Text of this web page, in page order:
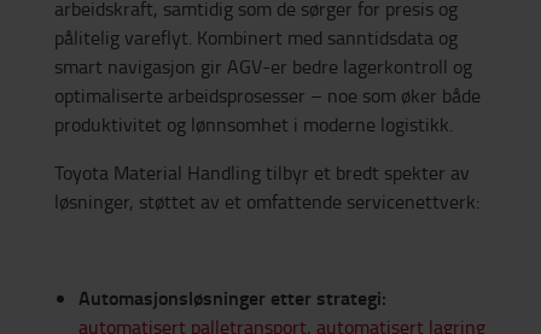
arbeidskraft, samtidig som de sørger for presis og
pålitelig vareflyt. Kombinert med sanntidsdata og
smart navigasjon gir AGV-er bedre lagerkontroll og
optimaliserte arbeidsprosesser – noe som øker både
produktivitet og lønnsomhet i moderne logistikk.
Toyota Material Handling tilbyr et bredt spekter av
løsninger, støttet av et omfattende servicenettverk:
Automasjonsløsninger etter strategi:
automatisert palletransport, automatisert lagring